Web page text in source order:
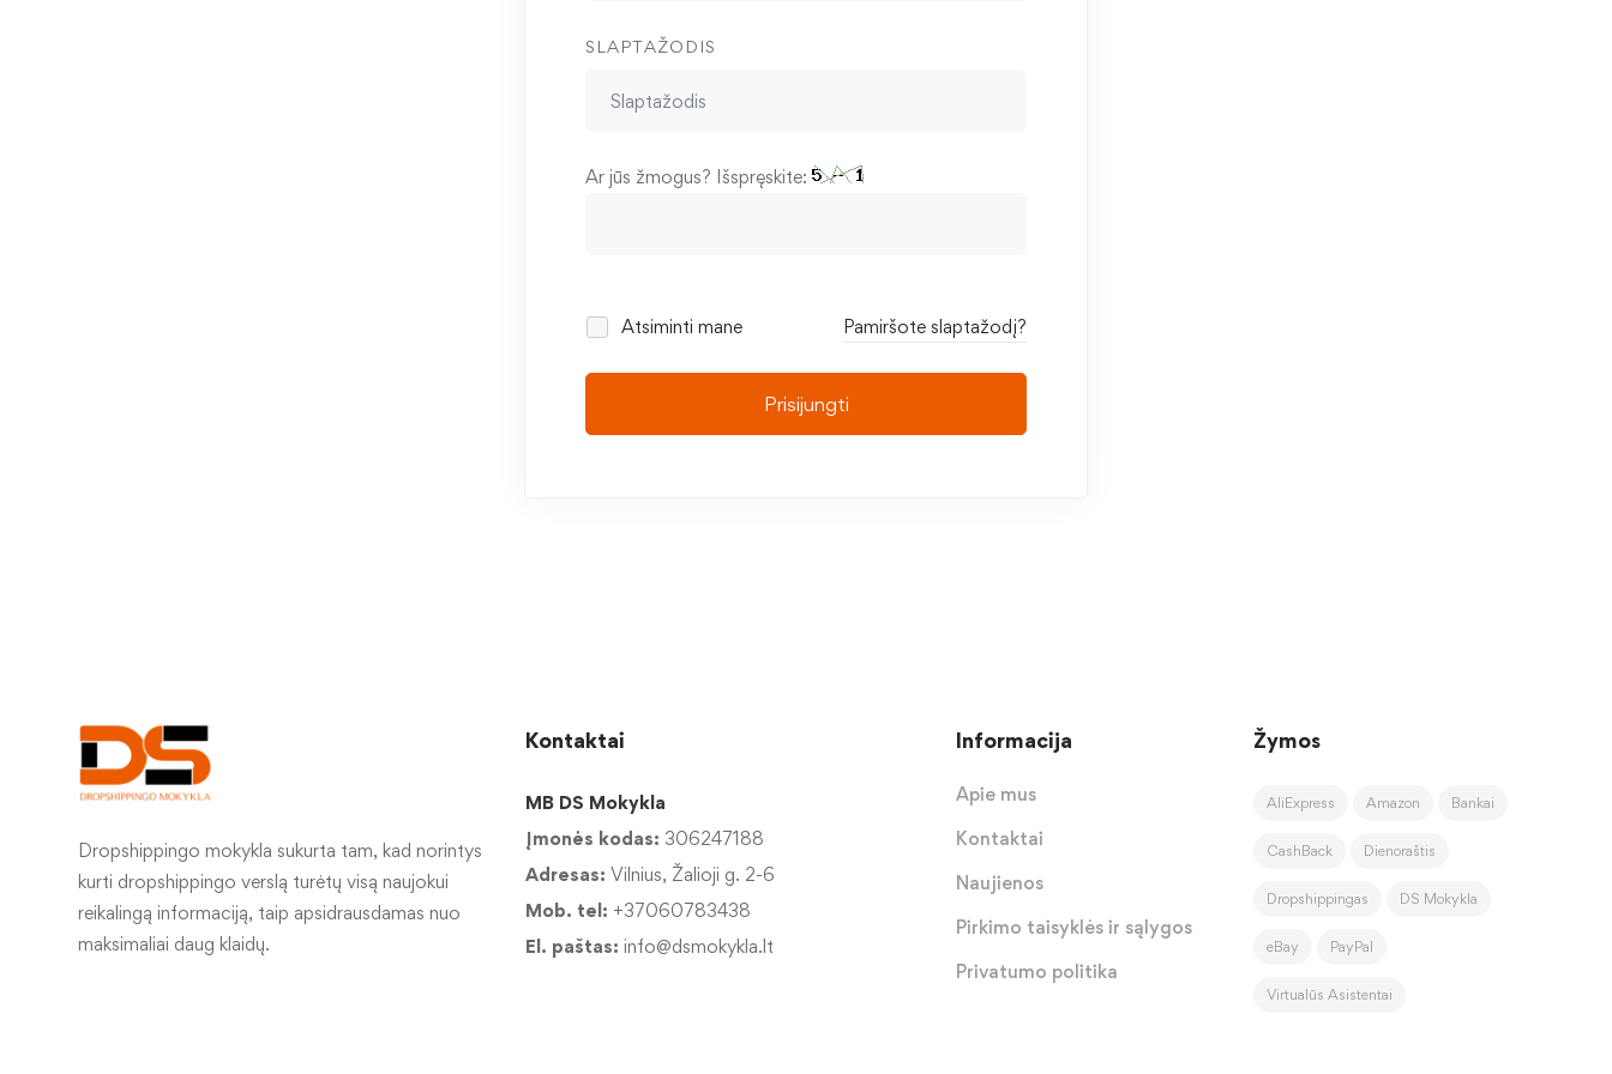
SLAPTAŽODIS
Ar jūs žmogus? Išspręskite:
Atsiminti mane Pamiršote slaptažodį?
Prisijungti
Dropshippingo mokykla sukurta tam, kad norintys
kurti dropshippingo verslą turėtų visą naujokui
reikalingą informaciją, taip apsidrausdamas nuo
maksimaliai daug klaidų.
Kontaktai
MB DS Mokykla
Įmonės kodas: 306247188
Adresas: Vilnius, Žalioji g. 2-6
Mob. tel: +37060783438
El. paštas: info@dsmokykla.lt
Informacija
Apie mus
Kontaktai
Naujienos
Pirkimo taisyklės ir sąlygos
Privatumo politika
Žymos
AliExpress Amazon Bankai
CashBack Dienoraštis
Dropshippingas DS Mokykla
eBay PayPal
Virtualūs Asistentai